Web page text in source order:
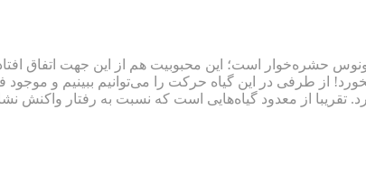
حشره‌خوار است؛ این محبوبیت هم از این جهت اتفاق
از طرفی در این گیاه حرکت را می‌توانیم ببینیم و
از معدود گیاه‌هایی است که نسبت به رفتار واکنش